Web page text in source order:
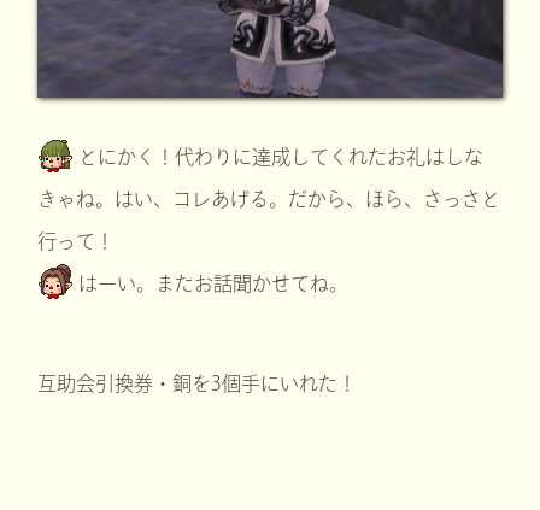
とにかく！代わりに達成してくれたお礼はしな
きゃね。はい、コレあげる。だから、ほら、さっさと
行って！
はーい。またお話聞かせてね。
互助会引換券・銅を3個手にいれた！